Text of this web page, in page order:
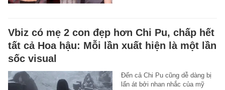
Vbiz có mẹ 2 con đẹp hơn Chi Pu, chấp hết
tất cả Hoa hậu: Mỗi lần xuất hiện là một lần
sốc visual
Đến cả Chi Pu cũng dễ dàng bị
lấn át bởi nhan nhắc của mỹ